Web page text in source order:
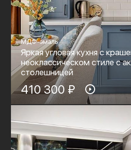
МДФ-эмаль
Яркая угловая кухня с
неоклассическом стиле c
столешницей
410 300 ₽